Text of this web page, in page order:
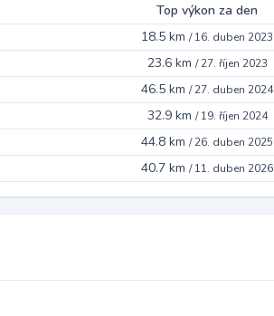
Top výkon za den
18.5 km /16. duben 2023
23.6 km /27. říjen 2023
46.5 km /27. duben 2024
32.9 km /19. říjen 2024
44.8 km /26. duben 2025
40.7 km /11. duben 2026